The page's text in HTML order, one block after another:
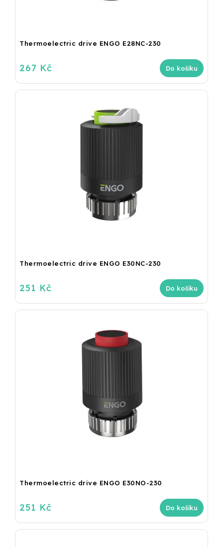
Thermoelectric drive ENGO E28NC-230
267 Kč Do košíku
Thermoelectric drive ENGO E30NC-230
251 Kč Do košíku
Thermoelectric drive ENGO E30NO-230
251 Kč Do košíku